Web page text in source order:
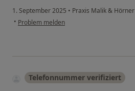
1. September 2025 • Praxis Malik & Hörner
• Problem melden
Telefonnummer verifiziert